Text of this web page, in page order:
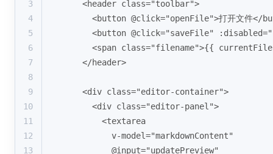
3
    <header class="toolbar">
4
<button @click="openFile">打开文件</
5
<button @click="saveFile"
6
<span class="filename">{{
7
    </header>
8
9
    <div class="editor-container">
10
      <div class="editor-panel">
11
        <textarea
12
          v-model="markdownContent"
13
          @input="updatePreview"